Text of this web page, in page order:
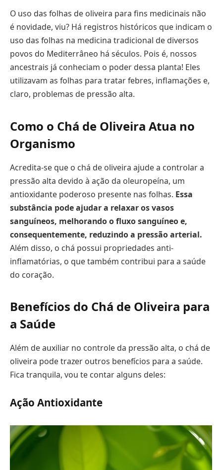
O uso das folhas de oliveira para fins medicinais não
é novidade, viu? Há registros históricos que indicam o
uso das folhas na medicina tradicional de diversos
povos do Mediterrâneo há séculos. Pois é, nossos
ancestrais já conheciam o poder dessa planta! Eles
utilizavam as folhas para tratar febres, inflamações e,
claro, problemas de pressão alta.
Como o Chá de Oliveira Atua no
Organismo
Acredita-se que o chá de oliveira ajude a controlar a
pressão alta devido à ação da oleuropeína, um
antioxidante poderoso presente nas folhas. Essa
substância pode ajudar a relaxar os vasos
sanguíneos, melhorando o fluxo sanguíneo e,
consequentemente, reduzindo a pressão arterial.
Além disso, o chá possui propriedades anti-
inflamatórias, o que também contribui para a saúde
do coração.
Benefícios do Chá de Oliveira para
a Saúde
Além de auxiliar no controle da pressão alta, o chá de
oliveira pode trazer outros benefícios para a saúde.
Fica tranquila, vou te contar alguns deles:
Ação Antioxidante